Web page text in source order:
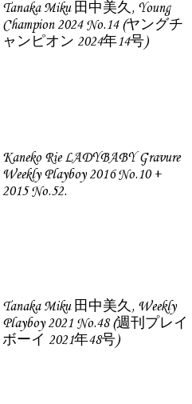
Tanaka Miku 田中美久, Young
Champion 2024 No.14 (ヤングチ
ャンピオン 2024年14号)
Kaneko Rie LADYBABY Gravure
Weekly Playboy 2016 No.10 +
2015 No.52.
Tanaka Miku 田中美久, Weekly
Playboy 2021 No.48 (週刊プレイ
ボーイ 2021年48号)